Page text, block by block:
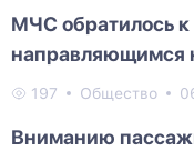
МЧС обратилось
направляющимся
197 Общество
Вниманию